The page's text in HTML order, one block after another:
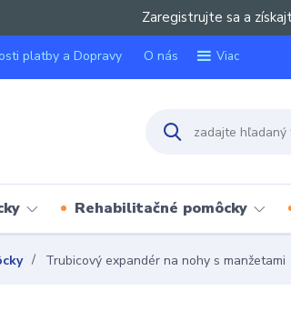
Zaregistrujte sa a
platby a Dopravy O nás Viac
Rehabilitačné pomôcky
Trubicový expandér na nohy s manžetami